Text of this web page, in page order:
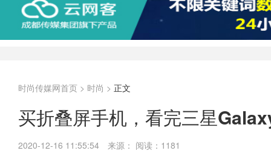
时尚传媒网首页 > 时尚 > 正文
买折叠屏手机，看完三星
2020-12-16 11:55:54 来源： 阅读：1181